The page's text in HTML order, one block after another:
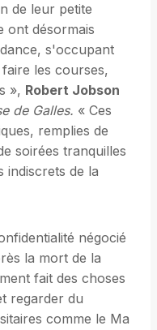
de leur petite
ont désormais
s'occupant
les courses,
», Robert Jobson
de Galles. « Ces
remplies de
soirées tranquilles
indiscrets de la
négocié
la mort de la
fait des choses
regarder du
comme le Ma